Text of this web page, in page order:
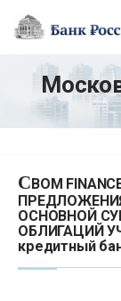
CBOM
ОСНОВНОЙ
ОБЛИГАЦИЙ
кредитный